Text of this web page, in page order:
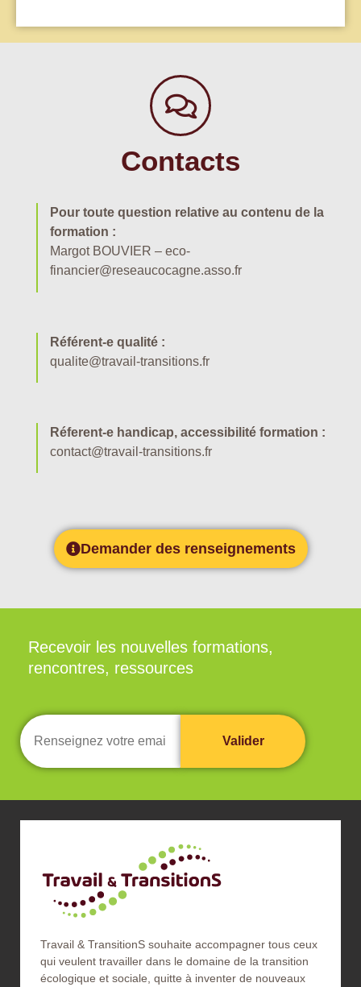
Contacts
Pour toute question relative au contenu de la
formation :
Margot BOUVIER – eco-
financier@reseaucocagne.asso.fr
Référent-e qualité :
qualite@travail-transitions.fr
Réferent-e handicap, accessibilité formation :
contact@travail-transitions.fr
Demander des renseignements
Recevoir les nouvelles formations,
rencontres, ressources
Travail & TransitionS souhaite accompagner tous ceux
qui veulent travailler dans le domaine de la transition
écologique et sociale, quitte à inventer de nouveaux